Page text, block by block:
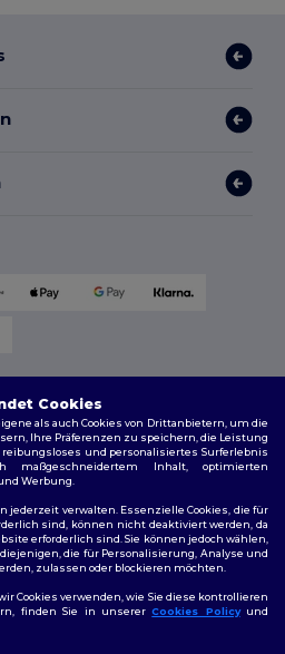
Cookies
als auch Cookies von Drittanbietern, um die
Ihre Präferenzen zu speichern, die Leistung
und personalisiertes Surferlebnis
maßgeschneidertem Inhalt, optimierten
Werbung.
jederzeit verwalten. Essenzielle Cookies, die für
sind, können nicht deaktiviert werden, da
erforderlich sind. Sie können jedoch wählen,
diejenigen, die für Personalisierung, Analyse und
zulassen oder blockieren möchten.
Cookies verwenden, wie Sie diese kontrollieren
finden Sie in unsererCookies Policyund